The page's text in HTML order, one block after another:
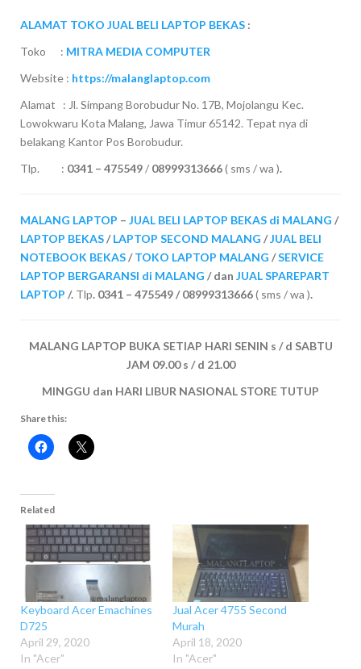
ALAMAT TOKO JUAL BELI LAPTOP BEKAS :
Toko : MITRA MEDIA COMPUTER
Website : https://malanglaptop.com
Alamat : Jl. Simpang Borobudur No. 17B, Mojolangu Kec.
Lowokwaru Kota Malang, Jawa Timur 65142. Tepat nya di
belakang Kantor Pos Borobudur.
Tlp. : 0341 – 475549/ 08999313666( sms / wa ).
MALANG LAPTOP – JUAL BELI LAPTOP BEKAS di MALANG /
LAPTOP BEKAS/LAPTOP SECOND MALANG /JUAL BELI
NOTEBOOK BEKAS/TOKO LAPTOP MALANG /SERVICE
LAPTOP BERGARANSI di MALANG / dan JUAL SPAREPART
LAPTOP /. Tlp. 0341 – 475549 / 08999313666( sms / wa ).
MALANG LAPTOP BUKA SETIAP HARI SENIN s / d SABTU
JAM 09.00 s / d 21.00
MINGGU dan HARI LIBUR NASIONAL STORE TUTUP
Share this:
Related
Keyboard Acer Emachines
D725
April 29, 2020
In "Acer"
Jual Acer 4755 Second
Murah
April 18, 2020
In "Acer"